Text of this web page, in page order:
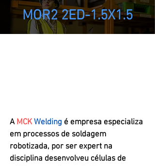
MOR2 2ED-1.5X1.5
A MCK Welding é empresa especializa
em processos de soldagem
robotizada, por ser expert na
disciplina desenvolveu células de